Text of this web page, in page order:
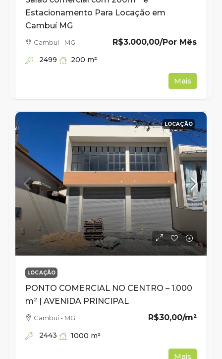
Estacionamento Para Locação em
Cambuí MG
R$3.000,00/Por Mês
Cambuí - MG
2499 200 m²
Mais
LOCAÇÃO
LOCAÇÃO
PONTO COMERCIAL NO CENTRO – 1.000
m² | AVENIDA PRINCIPAL
R$30,00/m²
Cambuí - MG
2443 1000 m²
Mais